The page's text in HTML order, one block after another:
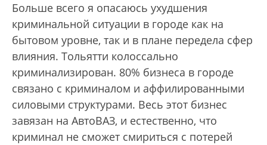
Больше всего я опасаюсь ухудшения
криминальной ситуации в городе как на
бытовом уровне, так и в плане передела сфер
влияния. Тольятти колоссально
криминализирован. 80% бизнеса в городе
связано с криминалом и аффилированными
силовыми структурами. Весь этот бизнес
завязан на АвтоВАЗ, и естественно, что
криминал не сможет смириться с потерей